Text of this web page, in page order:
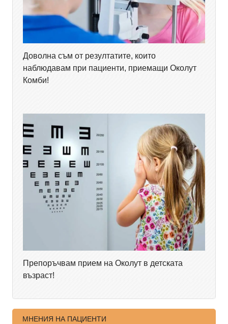
Доволна съм от резултатите, които
наблюдавам при пациенти, приемащи Околут
Комби!
Препоръчвам прием на Околут в детската
възраст!
МНЕНИЯ НА ПАЦИЕНТИ